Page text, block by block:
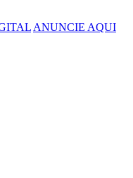
ANUNCIE AQUI